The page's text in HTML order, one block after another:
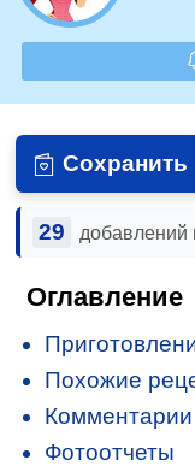
Сохранить
29 добавлений
Оглавление
Похожие
Фотоотчеты